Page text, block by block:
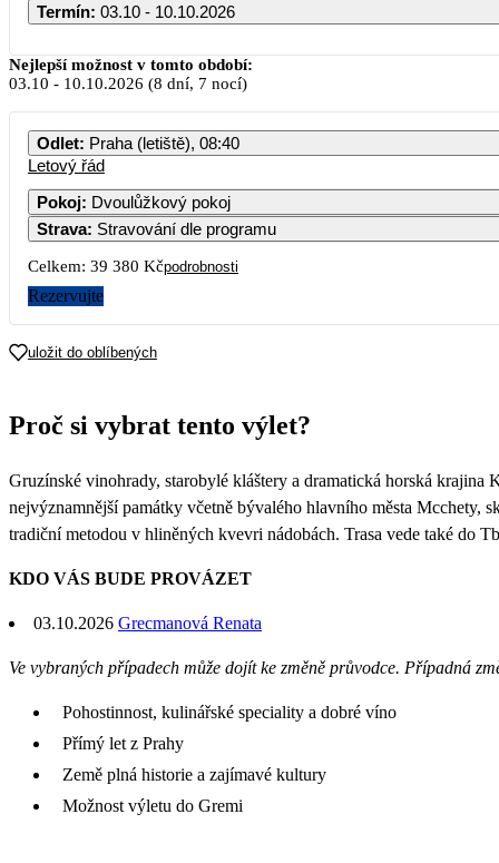
Termín: 03.10 - 10.10.2026
Nejlepší možnost v tomto období:
03.10 - 10.10.2026 (8 dní, 7 nocí)
Odlet: Praha (letiště), 08:40
Letový řád
Pokoj: Dvoulůžkový pokoj
Strava: Stravování dle programu
Celkem: 39 380 Kčpodrobnosti
Rezervujte
uložit do oblíbených
Proč si vybrat tento výlet?
Gruzínské vinohrady, starobylé kláštery a dramatická horská
nejvýznamnější památky včetně bývalého hlavního města Mcchety,
tradiční metodou v hliněných kvevri nádobách. Trasa vede také do
KDO VÁS BUDE PROVÁZET
03.10.2026 Grecmanová Renata
Ve vybraných případech může dojít ke změně průvodce. Případná
Pohostinnost, kulinářské speciality a dobré víno
Přímý let z Prahy
Země plná historie a zajímavé kultury
Možnost výletu do Gremi